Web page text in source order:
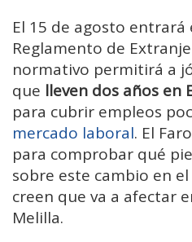
El 15 de agosto
Reglamento de
normativo permitirá a
que lleven dos años en
para cubrir empleos
mercado laboral. El
para comprobar qué
sobre este cambio en
creen que va a afectar
Melilla.